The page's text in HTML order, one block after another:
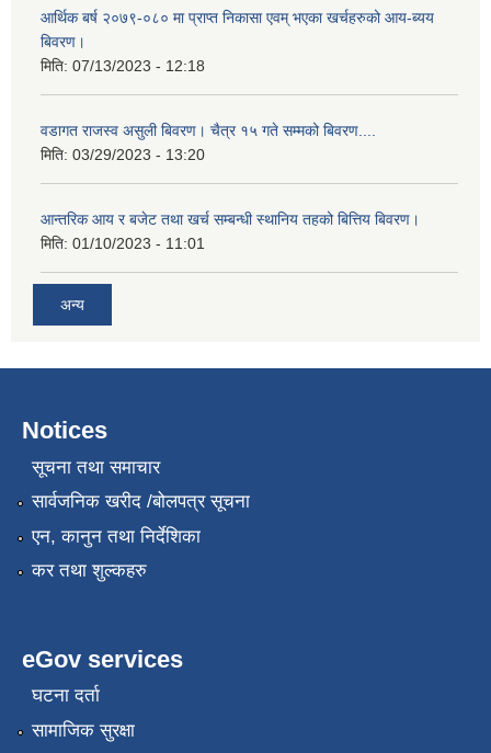
आर्थिक बर्ष २०७९-०८० मा प्राप्त निकासा एवम् भएका खर्चहरुको आय-ब्यय
बिवरण।
मिति: 07/13/2023 - 12:18
वडागत राजस्व असुली बिवरण। चैत्र १५ गते सम्मको बिवरण....
मिति: 03/29/2023 - 13:20
आन्तरिक आय र बजेट तथा खर्च सम्बन्धी स्थानिय तहको बित्तिय बिवरण।
मिति: 01/10/2023 - 11:01
अन्य
Notices
सूचना तथा समाचार
सार्वजनिक खरीद /बोलपत्र सूचना
एन, कानुन तथा निर्देशिका
कर तथा शुल्कहरु
eGov services
घटना दर्ता
सामाजिक सुरक्षा